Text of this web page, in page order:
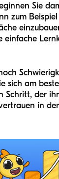
Sie
zum
einfache
sich am
Schritt, der
in